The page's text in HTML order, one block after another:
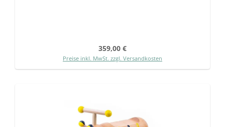
Regulärer Preis:
359,00 €
Preise inkl. MwSt. zzgl. Versandkosten